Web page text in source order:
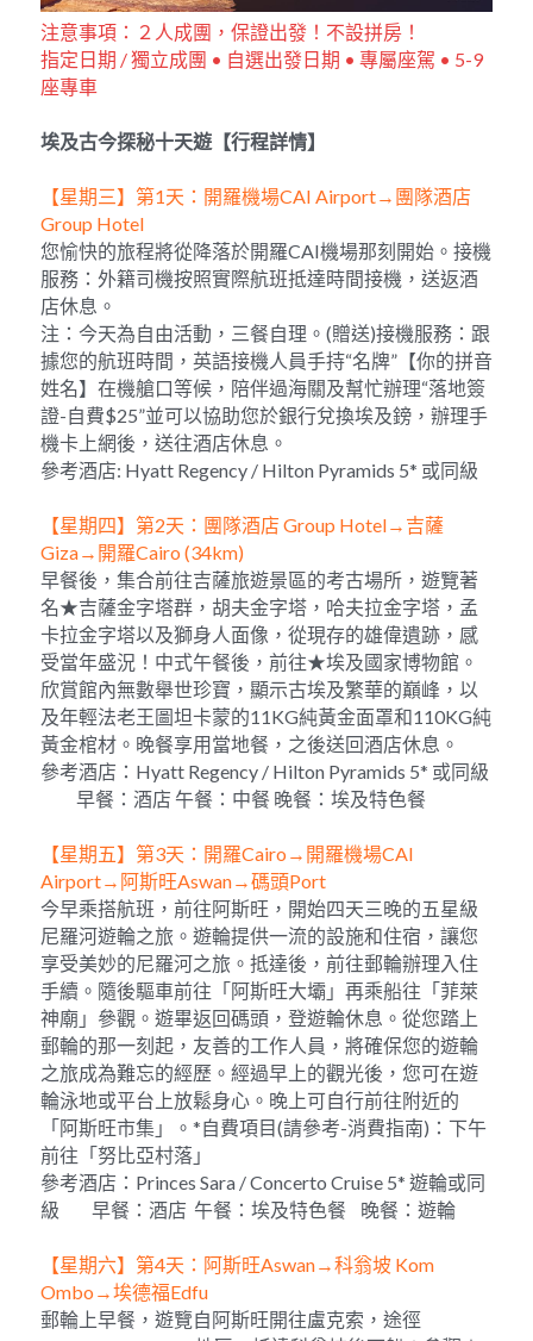
注意事項：２人成團，保證出發！不設拼房！
指定日期 / 獨立成團 • 自選出發日期 • 專屬座駕 • 5-9
座專車
埃及古今探秘十天遊【行程詳情】
【星期三】第1天：開羅機場CAI Airport→團隊酒店
Group Hotel
您愉快的旅程將從降落於開羅CAI機場那刻開始。接機
服務：外籍司機按照實際航班抵達時間接機，送返酒
店休息。
注：今天為自由活動，三餐自理。(贈送)接機服務：跟
據您的航班時間，英語接機人員手持“名牌”【你的拼音
姓名】在機艙口等候，陪伴過海關及幫忙辦理“落地簽
證-自費$25”並可以協助您於銀行兌換埃及鎊，辦理手
機卡上網後，送往酒店休息。
參考酒店: Hyatt Regency / Hilton Pyramids 5* 或同級
【星期四】第2天：團隊酒店 Group Hotel→吉薩
Giza→開羅Cairo (34km)
早餐後，集合前往吉薩旅遊景區的考古場所，遊覽著
名★吉薩金字塔群，胡夫金字塔，哈夫拉金字塔，孟
卡拉金字塔以及獅身人面像，從現存的雄偉遺跡，感
受當年盛況！中式午餐後，前往★埃及國家博物館。
欣賞館內無數舉世珍寶，顯示古埃及繁華的巔峰，以
及年輕法老王圖坦卡蒙的11KG純黃金面罩和110KG純
黃金棺材。晚餐享用當地餐，之後送回酒店休息。
參考酒店：Hyatt Regency / Hilton Pyramids 5* 或同級
早餐：酒店 午餐：中餐 晚餐：埃及特色餐
【星期五】第3天：開羅Cairo→開羅機場CAI
Airport→阿斯旺Aswan→碼頭Port
今早乘搭航班，前往阿斯旺，開始四天三晚的五星級
尼羅河遊輪之旅。遊輪提供一流的設施和住宿，讓您
享受美妙的尼羅河之旅。抵達後，前往郵輪辦理入住
手續。隨後驅車前往「阿斯旺大壩」再乘船往「菲萊
神廟」參觀。遊畢返回碼頭，登遊輪休息。從您踏上
郵輪的那一刻起，友善的工作人員，將確保您的遊輪
之旅成為難忘的經歷。經過早上的觀光後，您可在遊
輪泳地或平台上放鬆身心。晚上可自行前往附近的
「阿斯旺市集」。*自費項目(請參考-消費指南)：下午
前往「努比亞村落」
參考酒店：Princes Sara / Concerto Cruise 5* 遊輪或同
級         早餐：酒店  午餐：埃及特色餐    晚餐：遊輪
【星期六】第4天：阿斯旺Aswan→科翁坡 Kom
Ombo→埃德福Edfu
郵輪上早餐，遊覽自阿斯旺開往盧克索，途徑